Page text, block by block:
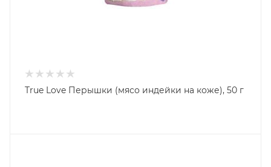
True Love Перышки (мясо индейки на коже), 50 г